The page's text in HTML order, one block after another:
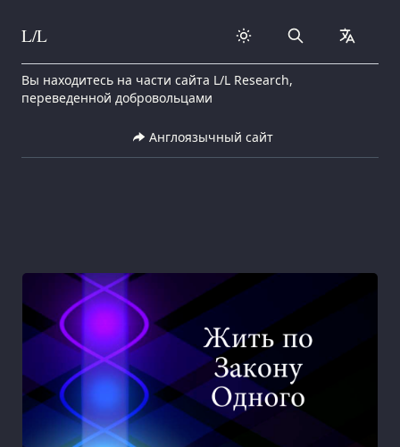
Skip to content
L/L Search
Вы находитесь на части сайта L/L Research,
переведенной добровольцами
Англоязычный сайт